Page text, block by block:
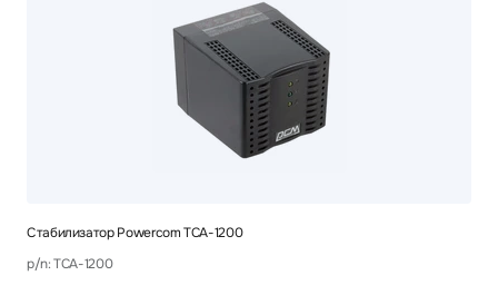
Стабилизатор Powercom TCA-1200
p/n: TCA-1200